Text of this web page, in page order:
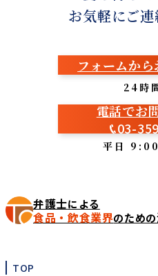
お気軽にご連
フォームか
24時
電話でお
03-
平日
弁護士による
食品・飲食業界のための
TOP